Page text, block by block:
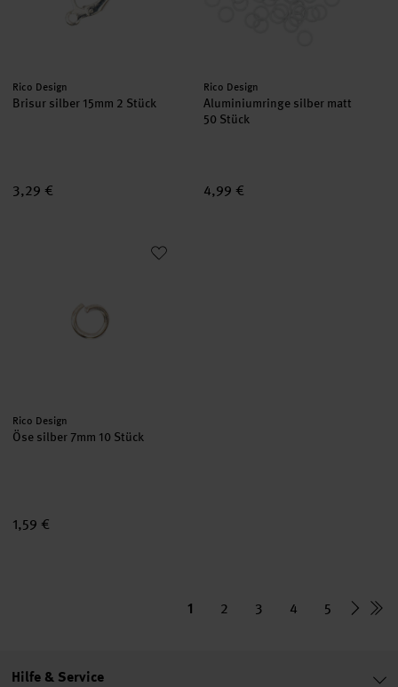
Hersteller:
Rico Design
Brisur silber 15mm 2 Stück
3,29 €
Hersteller:
Rico Design
Aluminiumringe silber matt
50 Stück
4,99 €
Öse silber 7mm 10 Stück
Hersteller:
Rico Design
Öse silber 7mm 10 Stück
1,59 €
1 2 3 4 5
Hilfe & Service